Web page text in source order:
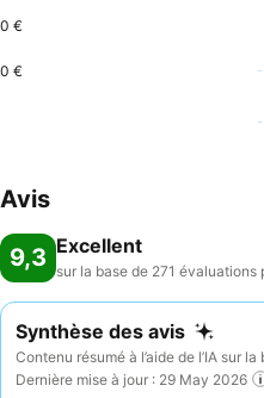
0 €
0 €
Avis
9,3 Excellent
sur la base de 271 évaluations
Synthèse des avis
Contenu résumé à l’aide de l’IA sur
Dernière mise à jour : 29 May 2026